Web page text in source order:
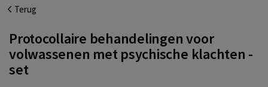
Terug
Protocollaire behandelingen voor
volwassenen met psychische klachten -
set